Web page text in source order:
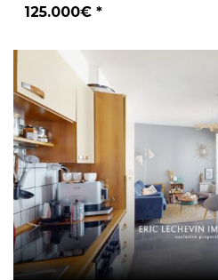
125.000€ *